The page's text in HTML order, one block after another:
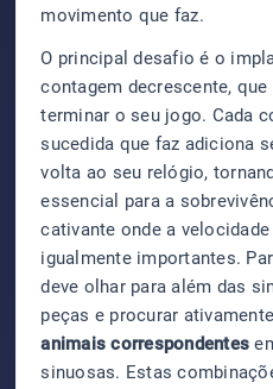
movimento que faz.
O principal desafio é o
contagem decrescente,
terminar o seu jogo. Cada
sucedida que faz adiciona
volta ao seu relógio,
essencial para a
cativante onde a
igualmente importantes.
deve olhar para além das
peças e procurar
animais correspondentes
sinuosas. Estas